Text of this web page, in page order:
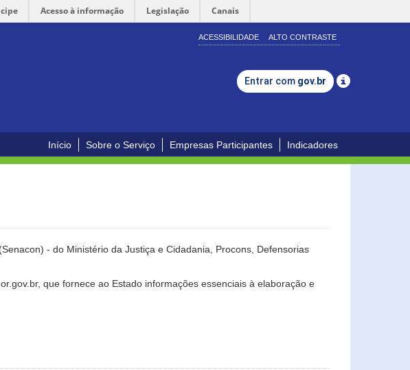
Acesso à informação Legislação Canais
ACESSIBILIDADE ALTO CONTRASTE
Entrar com gov.br
Início Sobre o Serviço Empresas Participantes Indicadores
- do Ministério da Justiça e Cidadania, Procons, Defensorias
que fornece ao Estado informações essenciais à elaboração e